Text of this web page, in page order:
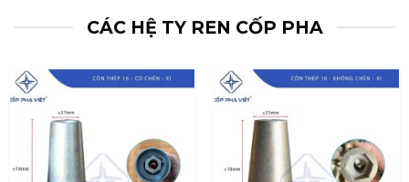
CÁC HỆ TY REN CỐP PHA